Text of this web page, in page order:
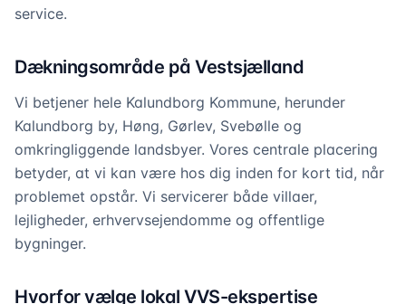
service.
Dækningsområde på Vestsjælland
Vi betjener hele Kalundborg Kommune, herunder
Kalundborg by, Høng, Gørlev, Svebølle og
omkringliggende landsbyer. Vores centrale placering
betyder, at vi kan være hos dig inden for kort tid, når
problemet opstår. Vi servicerer både villaer,
lejligheder, erhvervsejendomme og offentlige
bygninger.
Hvorfor vælge lokal VVS-ekspertise